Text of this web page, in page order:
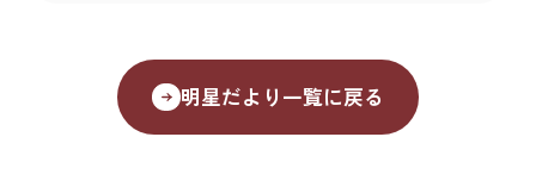
明星だより一覧に戻る